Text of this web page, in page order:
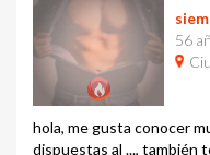
56
hola, me gusta conocer
dispuestas al ..., también